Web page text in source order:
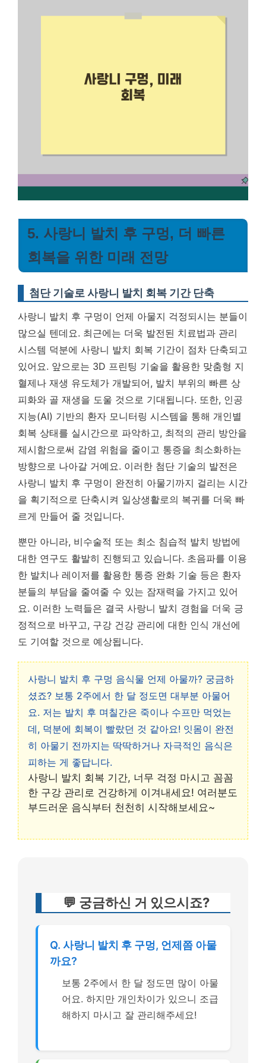
5. 사랑니 발치 후 구멍, 더 빠른
회복을 위한 미래 전망
첨단 기술로 사랑니 발치 회복 기간 단축
사랑니 발치 후 구멍이 언제 아물지 걱정되시는 분들이
많으실 텐데요. 최근에는 더욱 발전된 치료법과 관리
시스템 덕분에 사랑니 발치 회복 기간이 점차 단축되고
있어요. 앞으로는 3D 프린팅 기술을 활용한 맞춤형 지
혈제나 재생 유도체가 개발되어, 발치 부위의 빠른 상
피화와 골 재생을 도울 것으로 기대됩니다. 또한, 인공
지능(AI) 기반의 환자 모니터링 시스템을 통해 개인별
회복 상태를 실시간으로 파악하고, 최적의 관리 방안을
제시함으로써 감염 위험을 줄이고 통증을 최소화하는
방향으로 나아갈 거예요. 이러한 첨단 기술의 발전은
사랑니 발치 후 구멍이 완전히 아물기까지 걸리는 시간
을 획기적으로 단축시켜 일상생활로의 복귀를 더욱 빠
르게 만들어 줄 것입니다.
뿐만 아니라, 비수술적 또는 최소 침습적 발치 방법에
대한 연구도 활발히 진행되고 있습니다. 초음파를 이용
한 발치나 레이저를 활용한 통증 완화 기술 등은 환자
분들의 부담을 줄여줄 수 있는 잠재력을 가지고 있어
요. 이러한 노력들은 결국 사랑니 발치 경험을 더욱 긍
정적으로 바꾸고, 구강 건강 관리에 대한 인식 개선에
도 기여할 것으로 예상됩니다.
사랑니 발치 후 구멍 음식물 언제 아물까? 궁금하
셨죠? 보통 2주에서 한 달 정도면 대부분 아물어
요. 저는 발치 후 며칠간은 죽이나 수프만 먹었는
데, 덕분에 회복이 빨랐던 것 같아요! 잇몸이 완전
히 아물기 전까지는 딱딱하거나 자극적인 음식은
피하는 게 좋답니다.
사랑니 발치 회복 기간, 너무 걱정 마시고 꼼꼼
한 구강 관리로 건강하게 이겨내세요! 여러분도
부드러운 음식부터 천천히 시작해보세요~
💬 궁금하신 거 있으시죠?
Q. 사랑니 발치 후 구멍, 언제쯤 아물
까요?
보통 2주에서 한 달 정도면 많이 아물
어요. 하지만 개인차이가 있으니 조급
해하지 마시고 잘 관리해주세요!